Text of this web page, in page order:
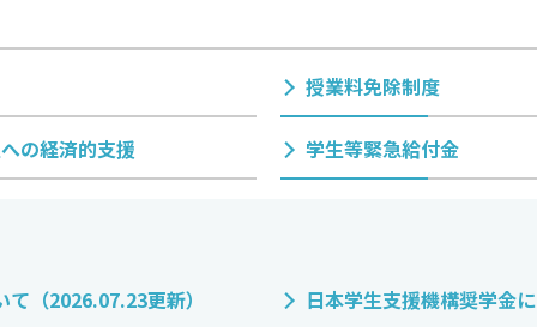
授業料免除制度
の経済的支援 学生等緊急給付金
（2026.07.23更新） 日本学生支援機構奨学金